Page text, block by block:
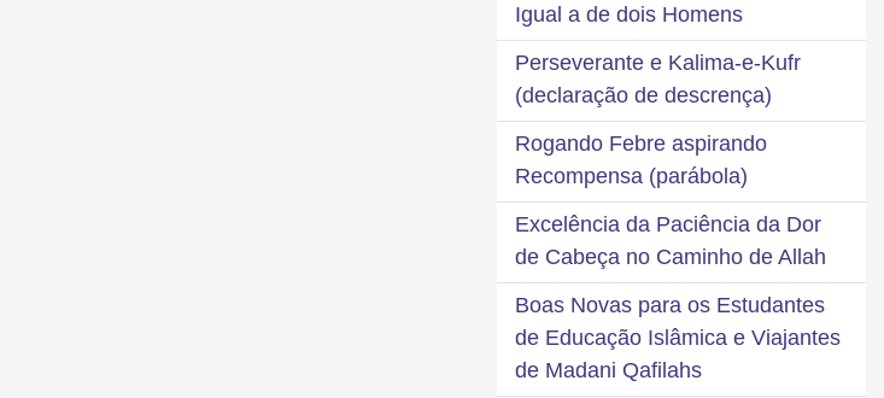
Igual a de dois Homens
Perseverante e Kalima-e-Kufr
(declaração de descrença)
Rogando Febre aspirando
Recompensa (parábola)
Excelência da Paciência da Dor
de Cabeça no Caminho de Allah
Boas Novas para os Estudantes
de Educação Islâmica e Viajantes
de Madani Qafilahs